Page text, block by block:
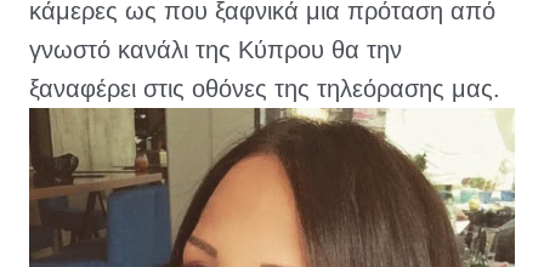
κάμερες ως που ξαφνικά μια πρόταση από
γνωστό κανάλι της Κύπρου θα την
ξαναφέρει στις οθόνες της τηλεόρασης μας.